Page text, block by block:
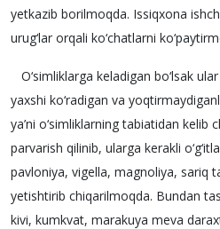
yetkazib borilmoqda. Issiqxona
urug‘lar orqali ko‘chatlarni
O‘simliklarga keladigan bo‘lsak
yaxshi ko‘radigan va
ya’ni o‘simliklarning tabiatidan kelib
parvarish qilinib, ularga kerakli
pavloniya, vigella, magnoliya, sariq
yetishtirib chiqarilmoqda. Bundan
kivi, kumkvat, marakuya meva